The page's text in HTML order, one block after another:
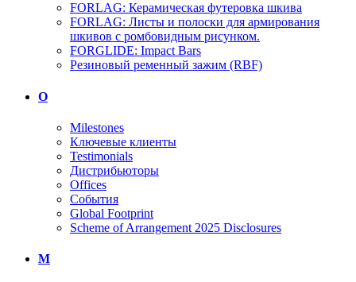
FORLAG: Керамическая футеровка шкива
FORLAG: Листы и полоски для армирования
шкивов с ромбовидным рисунком.
FORGLIDE: Impact Bars
Резиновый ременный зажим (RBF)
О
Milestones
Ключевые клиенты
Testimonials
Дистрибьюторы
Offices
События
Global Footprint
Scheme of Arrangement 2025 Disclosures
M